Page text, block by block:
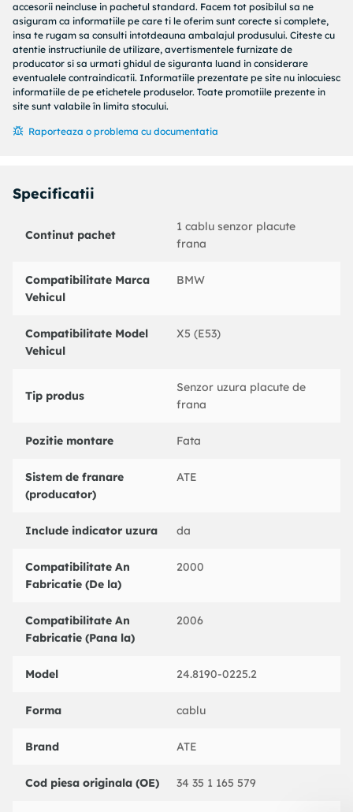
Specificatii produs:
Tip frina : frana disc
Lungime contact avertizare [mm] : 794
An fabricatie pana la : 09/2003
Numar bucati necesare : 1
Partea de montare : punte fata
Coduri echivalente:
BENDIX : 581365B
BOSCH : 1987474945
DELPHI : LZ0158
FERODO : FWI264
FTE : BZ1089W
HELLA : 8DK355250441
HELLA PAGID : 8DK355250751
HELLA PAGID : 8DK355250441
NK : 280089
PEX : WK418SET
TEXTAR : 98026700
TEXTAR : 96990026701
accesorii neincluse in pachetul standard. Facem tot posibilul sa ne
asiguram ca informatiile pe care ti le oferim sunt corecte si complete,
insa te rugam sa consulti intotdeauna ambalajul produsului. Citeste cu
atentie instructiunile de utilizare, avertismentele furnizate de
producator si sa urmati ghidul de siguranta luand in considerare
eventualele contraindicatii. Informatiile prezentate pe site nu inlocuiesc
informatiile de pe etichetele produselor. Toate promotiile prezente in
site sunt valabile în limita stocului.
Raporteaza o problema cu documentatia
Specificatii
Continut pachet
1 cablu senzor placute
frana
Compatibilitate Marca
Vehicul
BMW
Compatibilitate Model
Vehicul
X5 (E53)
Tip produs
Senzor uzura placute de
frana
Pozitie montare Fata
Sistem de franare
(producator)
ATE
Include indicator uzura da
Compatibilitate An
Fabricatie (De la)
2000
Compatibilitate An
Fabricatie (Pana la)
2006
Model 24.8190-0225.2
Forma cablu
Brand ATE
Cod piesa originala (OE) 34 35 1 165 579